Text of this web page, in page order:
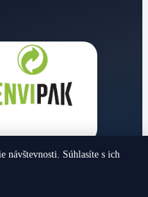
návštevnosti. Súhlasíte s ich